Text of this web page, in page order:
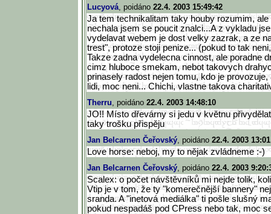
Lucyová, poidáno 22.4. 2003 15:49:42
Ja tem technikalitam taky houby rozumim,
nechala jsem se poucit znalci...A z vykladu
vydelavat webem je dost velky zazrak, a ze
trest", protoze stoji penize... (pokud to tak
Takze zadna vydelecna cinnost, ale poradne
cimz hluboce smekam, nebot takovych
prinasely radost nejen tomu, kdo je
lidi, moc neni... Chichi, vlastne takova
Therru, poidáno 22.4. 2003 14:48:10
JO!! Místo dřevárny si jedu v květnu
taky trošku přispěju
Jan Belcarnen Čeřovský, poidáno 22.4. 2003
Love horse: neboj, my to nějak zvládneme :-)
Jan Belcarnen Čeřovský, poidáno 22.4. 2003
Scalex: o počet návštěvníků mi nejde tolik,
Vtip je v tom, že ty "komerečnější bannery"
sranda. A "inetová mediálka" ti pošle slušný
pokud nespadáš pod CPress nebo tak, moc